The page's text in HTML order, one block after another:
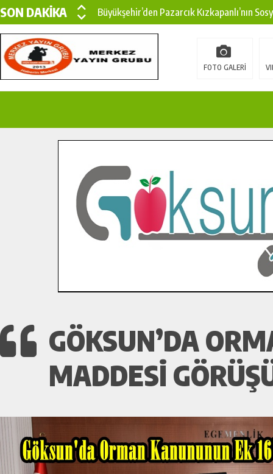
SON DAKİKA
Büyükşehir’den Pazarcık Kızkapanlı’nın
Büyükşehir’den Pazarcık Kırsalına Modern
Çin’den KSÜ’ye Uluslararası Başarı:
İlçe Jandarma Komutanı Karakaya’dan
Bertiz’in Yeni Köprüsünde Sona Doğru.
FOTO GALERİ
GÖKSUN’DA
MADDESI